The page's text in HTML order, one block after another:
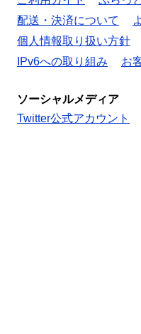
配送・決済について
個人情報取り扱い方針
IPv6への取り組み
お
ソーシャルメディア
Twitter公式アカウント